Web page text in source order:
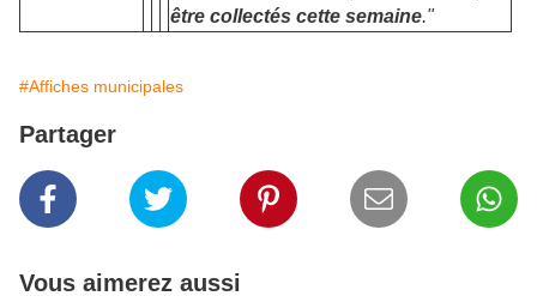
être collectés cette semaine."
#Affiches municipales
Partager
Vous aimerez aussi